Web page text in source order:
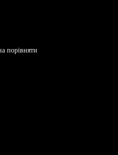
порівняти